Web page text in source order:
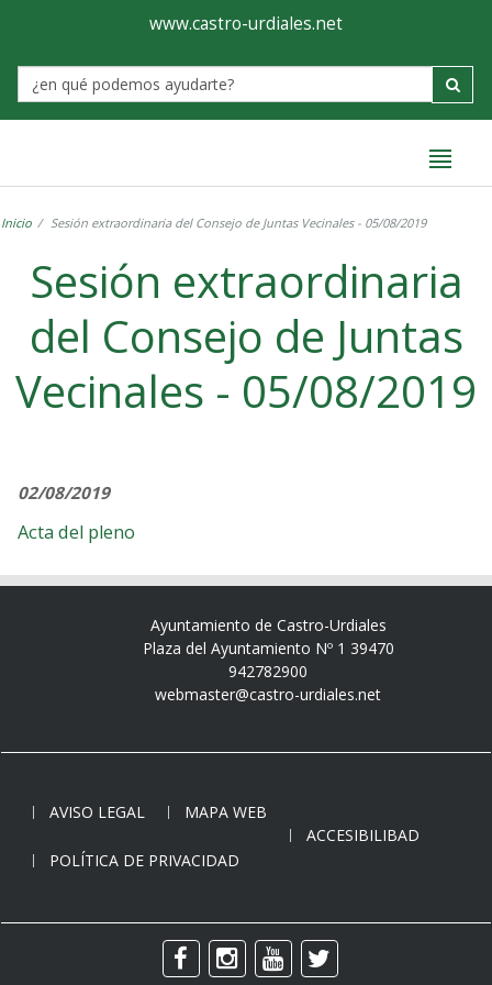
Ayuntamiento
de
Castro-
www.castro-urdiales.net
Label
Inicio Sesión extraordinaria del Consejo de Juntas Vecinales - 05/08/2019
Sesión extraordinaria
del Consejo de Juntas
Vecinales - 05/08/2019
02/08/2019
Acta del pleno
Ayuntamiento de Castro-Urdiales
Plaza del Ayuntamiento Nº 1 39470
942782900
webmaster@castro-urdiales.net
AVISO LEGAL
MAPA WEB
ACCESIBILIBAD
POLÍTICA DE PRIVACIDAD